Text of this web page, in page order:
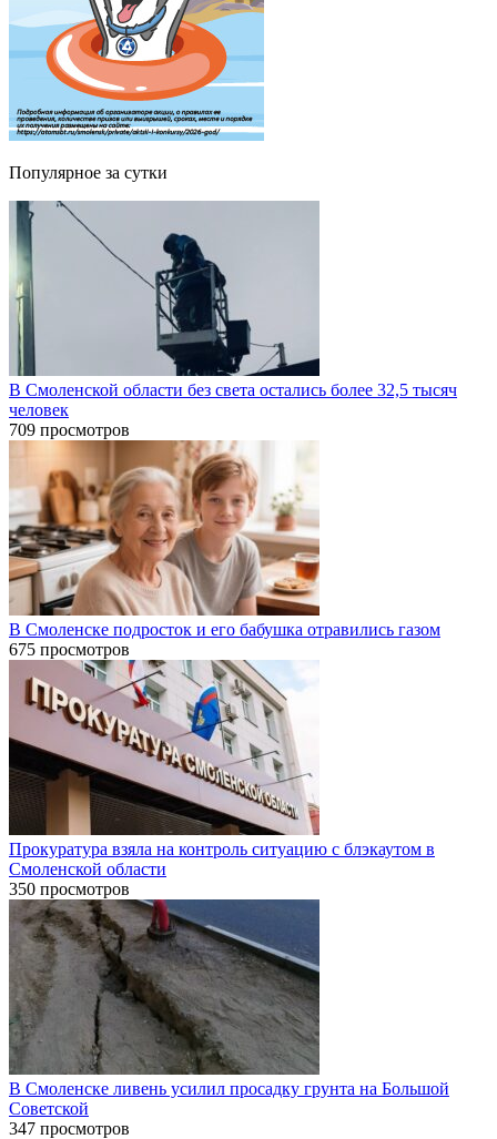
Популярное за сутки
В Смоленской области без света остались более 32,5 тысяч
человек
709 просмотров
В Смоленске подросток и его бабушка отравились газом
675 просмотров
Прокуратура взяла на контроль ситуацию с блэкаутом в
Смоленской области
350 просмотров
В Смоленске ливень усилил просадку грунта на Большой
Советской
347 просмотров